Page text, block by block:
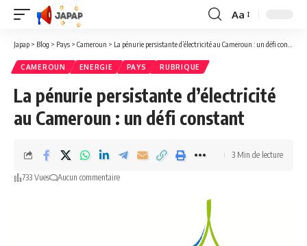
Redimensionner
Aa
Japap > Blog > Pays > Cameroun > La pénurie persistante d’électricité au Cameroun : un défi constant
CAMEROUN ENERGIE PAYS RUBRIQUE
La pénurie persistante d’électricité
au Cameroun : un défi constant
733 Vues Aucun commentaire
3 Min de lecture